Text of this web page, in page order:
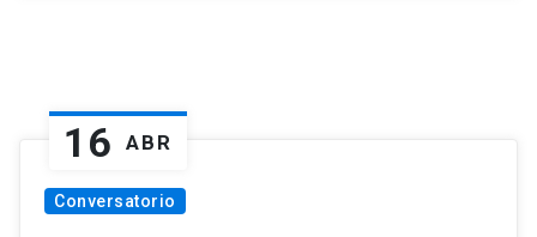
16 ABR
Conversatorio